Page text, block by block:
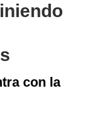
con la